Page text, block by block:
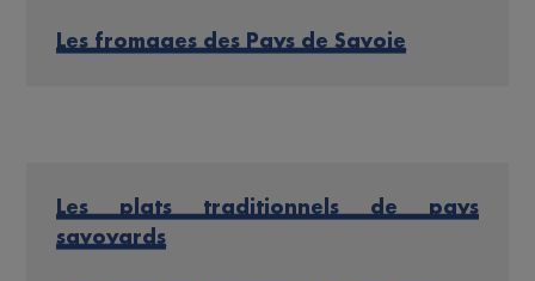
Les fromages des Pays de Savoie
Les plats traditionnels de pays
savoyards